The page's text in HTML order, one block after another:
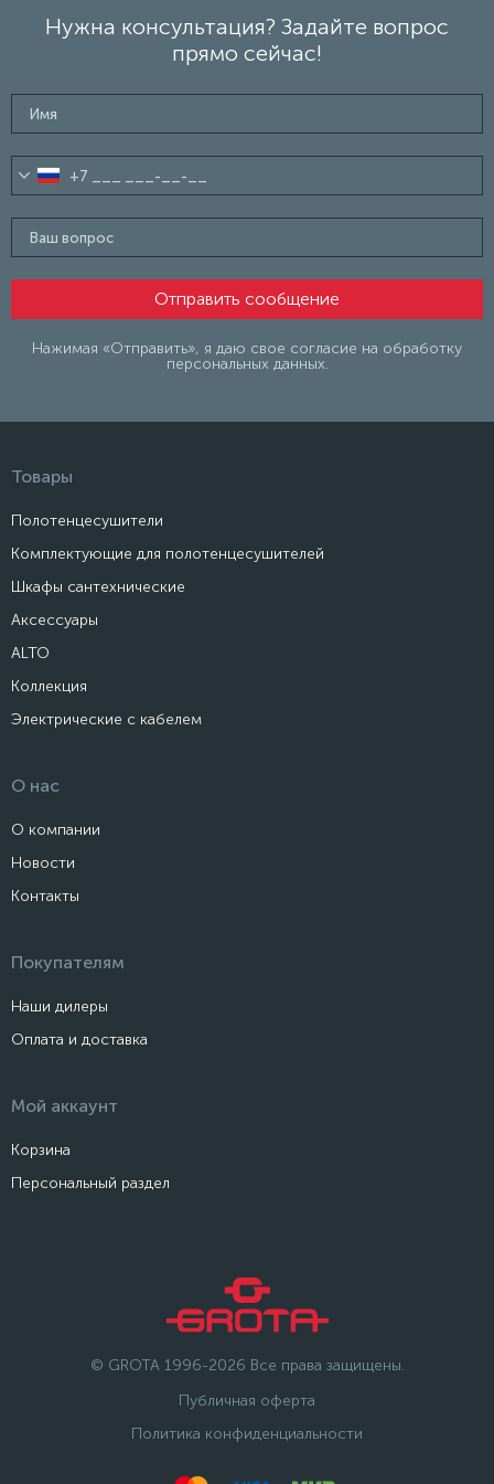
Нужна консультация? Задайте вопрос
прямо сейчас!
Нажимая «Отправить», я даю свое согласие на обработку
персональных данных.
Товары
Полотенцесушители
Комплектующие для полотенцесушителей
Шкафы сантехнические
Аксессуары
ALTO
Коллекция
Электрические с кабелем
О нас
О компании
Новости
Контакты
Покупателям
Наши дилеры
Оплата и доставка
Мой аккаунт
Корзина
Персональный раздел
© GROTA 1996-2026 Все права защищены.
Публичная оферта
Политика конфиденциальности